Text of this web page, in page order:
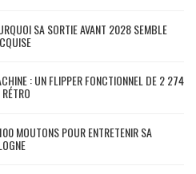
SA SORTIE AVANT 2028 SEMBLE
: UN FLIPPER FONCTIONNEL DE 2 274
MOUTONS POUR ENTRETENIR SA